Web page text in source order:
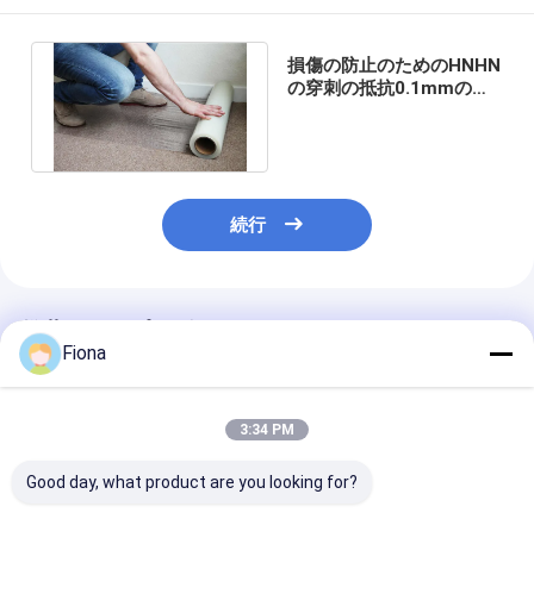
損傷の防止のためのHNHN
の穿刺の抵抗0.1mmのカ
続行
推薦されたプロダクト
Fiona
3:34 PM
Good day, what product are you looking for?